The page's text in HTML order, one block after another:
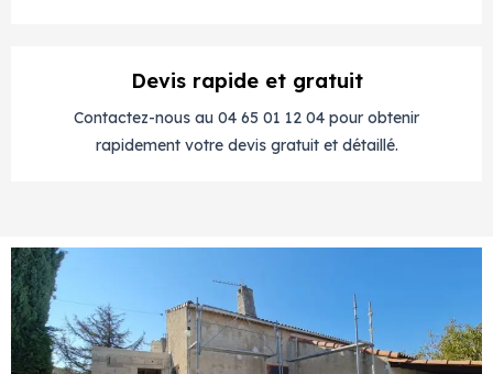
Devis rapide et gratuit
Contactez-nous au 04 65 01 12 04 pour obtenir
rapidement votre devis gratuit et détaillé.